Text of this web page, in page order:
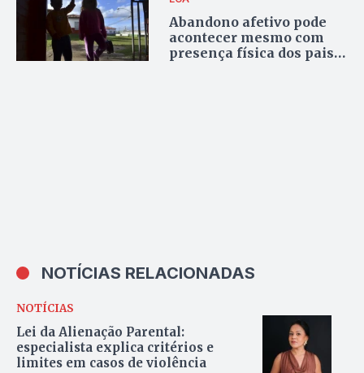
Abandono afetivo pode
acontecer mesmo com
presença física dos pais,
NOTÍCIAS RELACIONADAS
NOTÍCIAS
Lei da Alienação Parental:
especialista explica critérios e
limites em casos de violência